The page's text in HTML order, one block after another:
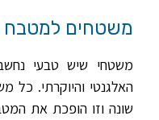
משטחים למטבח
משטחי שיש טבעי
האלגנטי והיוקרתי. כל
שונה וזו הופכת את